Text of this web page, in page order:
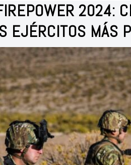
2024:
EJÉRCITOS MÁS